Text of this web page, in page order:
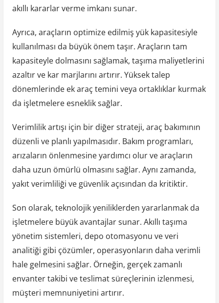
akıllı kararlar verme imkanı sunar.
Ayrıca, araçların optimize edilmiş yük kapasitesiyle
kullanılması da büyük önem taşır. Araçların tam
kapasiteyle dolmasını sağlamak, taşıma maliyetlerini
azaltır ve kar marjlarını artırır. Yüksek talep
dönemlerinde ek araç temini veya ortaklıklar kurmak
da işletmelere esneklik sağlar.
Verimlilik artışı için bir diğer strateji, araç bakımının
düzenli ve planlı yapılmasıdır. Bakım programları,
arızaların önlenmesine yardımcı olur ve araçların
daha uzun ömürlü olmasını sağlar. Aynı zamanda,
yakıt verimliliği ve güvenlik açısından da kritiktir.
Son olarak, teknolojik yeniliklerden yararlanmak da
işletmelere büyük avantajlar sunar. Akıllı taşıma
yönetim sistemleri, depo otomasyonu ve veri
analitiği gibi çözümler, operasyonların daha verimli
hale gelmesini sağlar. Örneğin, gerçek zamanlı
envanter takibi ve teslimat süreçlerinin izlenmesi,
müşteri memnuniyetini artırır.